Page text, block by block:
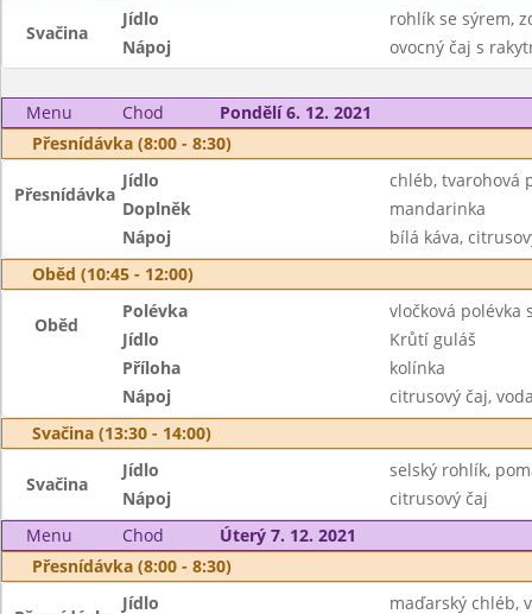
Svačina
Jídlo
rohlík se sýrem,
Nápoj
ovocný čaj s
Menu Chod
Pondělí 6. 12. 2021
Přesnídávka (8:00 - 8:30)
Přesnídávka
Jídlo
chléb, tvarohová
Doplněk
mandarinka
Nápoj
bílá káva,
Oběd (10:45 - 12:00)
Oběd
Polévka
vločková polévka
Jídlo
Krůtí guláš
Příloha
kolínka
Nápoj
citrusový čaj,
Svačina (13:30 - 14:00)
Svačina
Jídlo
selský rohlík,
Nápoj
citrusový čaj
Menu
Chod
Úterý 7. 12. 2021
Přesnídávka (8:00 - 8:30)
Jídlo
maďarský chléb,